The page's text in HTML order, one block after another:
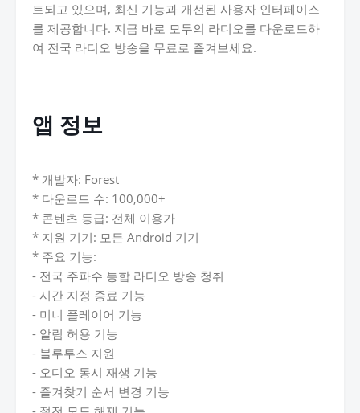
트되고 있으며, 최신 기능과 개선된 사용자 인터페이스
를 제공합니다. 지금 바로 모두의 라디오를 다운로드하
여 전국 라디오 방송을 무료로 즐겨보세요.
앱 정보
* 개발자: Forest
* 다운로드 수: 100,000+
* 콘텐츠 등급: 전체 이용가
* 지원 기기: 모든 Android 기기
* 주요 기능:
- 전국 주파수 통합 라디오 방송 청취
- 시간 지정 종료 기능
- 미니 플레이어 기능
- 알림 허용 기능
- 블루투스 지원
- 오디오 동시 재생 기능
- 즐겨찾기 순서 변경 기능